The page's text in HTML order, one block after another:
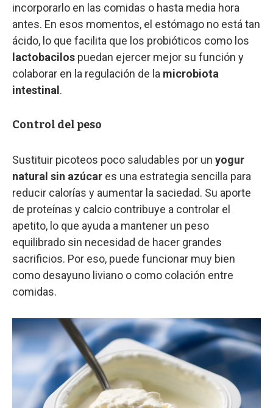
incorporarlo en las comidas o hasta media hora
antes. En esos momentos, el estómago no está tan
ácido, lo que facilita que los probióticos como los
lactobacilos puedan ejercer mejor su función y
colaborar en la regulación de la microbiota
intestinal .
Control del peso
Sustituir picoteos poco saludables por un yogur
natural sin azúcar es una estrategia sencilla para
reducir calorías y aumentar la saciedad. Su aporte
de proteínas y calcio contribuye a controlar el
apetito, lo que ayuda a mantener un peso
equilibrado sin necesidad de hacer grandes
sacrificios. Por eso, puede funcionar muy bien
como desayuno liviano o como colación entre
comidas.